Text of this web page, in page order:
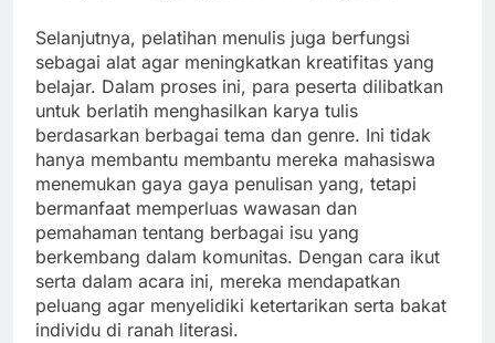
Selanjutnya, pelatihan menulis juga berfungsi
sebagai alat agar meningkatkan kreatifitas yang
belajar. Dalam proses ini, para peserta dilibatkan
untuk berlatih menghasilkan karya tulis
berdasarkan berbagai tema dan genre. Ini tidak
hanya membantu membantu mereka mahasiswa
menemukan gaya gaya penulisan yang, tetapi
bermanfaat memperluas wawasan dan
pemahaman tentang berbagai isu yang
berkembang dalam komunitas. Dengan cara ikut
serta dalam acara ini, mereka mendapatkan
peluang agar menyelidiki ketertarikan serta bakat
individu di ranah literasi.